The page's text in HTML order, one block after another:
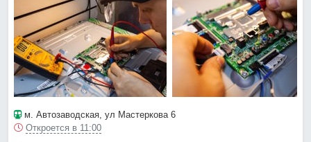
м. Автозаводская, ул Мастеркова 6
Откроется в 11:00